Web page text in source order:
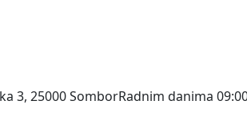
3, 25000 SomborRadnim danima